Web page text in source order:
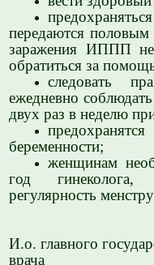
передаются половым
заражения ИППП не
обратиться за
следовать
ежедневно
двух раз в неделю
беременности;
женщинам
год
регулярность
И.о. главного
врача